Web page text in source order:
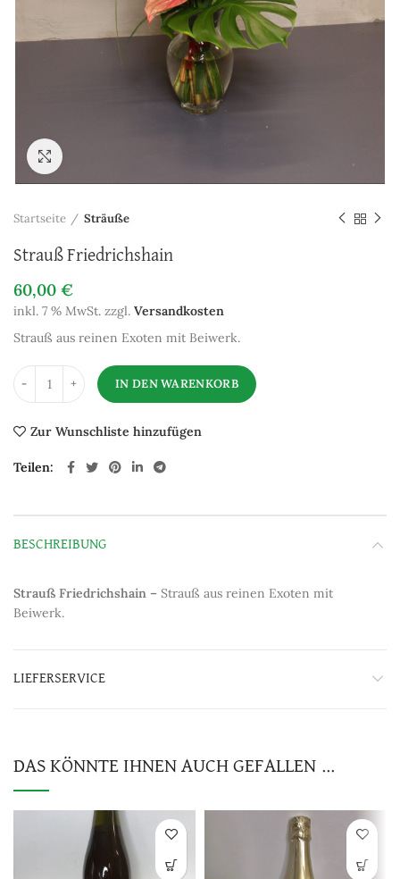
Startseite Sträuße
Strauß Friedrichshain
60,00 €
inkl. 7 % MwSt. zzgl. Versandkosten
Strauß aus reinen Exoten mit Beiwerk.
IN DEN WARENKORB
Zur Wunschliste hinzufügen
Teilen
BESCHREIBUNG
Strauß Friedrichshain – Strauß aus reinen Exoten mit
Beiwerk.
LIEFERSERVICE
DAS KÖNNTE IHNEN AUCH GEFALLEN …